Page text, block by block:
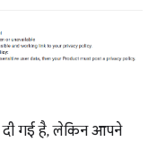
गई है, लेकिन आपने